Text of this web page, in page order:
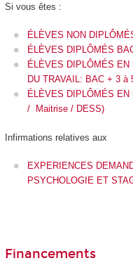
Si vous êtes :
ÉLÈVES NON
ÉLÈVES DIPLÔMÉS
ÉLÈVES DIPLÔMÉS
DU TRAVAIL: BAC + 3 à
ÉLÈVES DIPLÔMÉS EN
/ Maitrise / DESS)
Infirmations relatives aux
EXPERIENCES
PSYCHOLOGIE ET
Financements